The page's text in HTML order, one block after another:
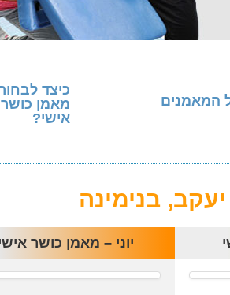
המאמנים
כיצד
מאמן כושר
אישי?
בנימינה
יוני – מאמן כושר